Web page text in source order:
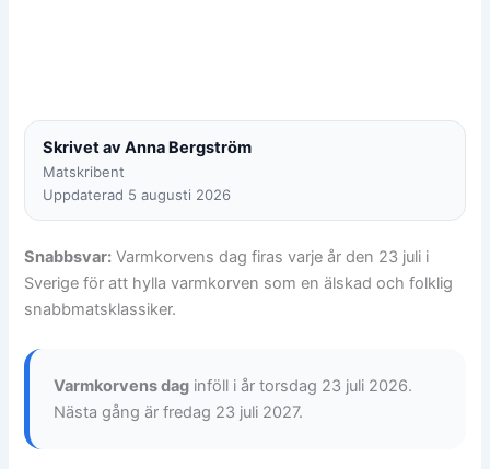
Skrivet av Anna Bergström
Matskribent
Uppdaterad 5 augusti 2026
Snabbsvar: Varmkorvens dag firas varje år den 23 juli i
Sverige för att hylla varmkorven som en älskad och folklig
snabbmatsklassiker.
Varmkorvens dag inföll i år torsdag 23 juli 2026.
Nästa gång är fredag 23 juli 2027.